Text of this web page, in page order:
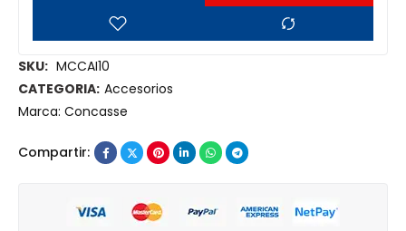
SKU: MCCAI10
CATEGORIA: Accesorios
Marca: Concasse
Compartir: